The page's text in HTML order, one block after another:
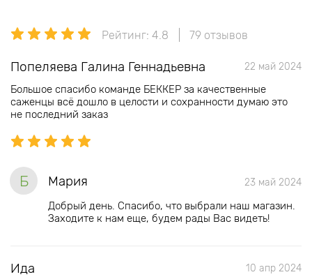
Рейтинг: 4.8 79 отзывов
Попеляева Галина Геннадьевна 22 май 2024
Большое спасибо команде БЕККЕР за качественные
саженцы всё дошло в целости и сохранности думаю это
не последний заказ
Б Мария 23 май 2024
Добрый день. Спасибо, что выбрали наш магазин.
Заходите к нам еще, будем рады Вас видеть!
Ида 10 апр 2024